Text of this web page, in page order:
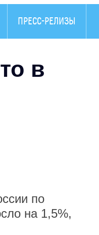
ПРЕСС-РЕЛИЗЫ
в
по
на 1,5%,